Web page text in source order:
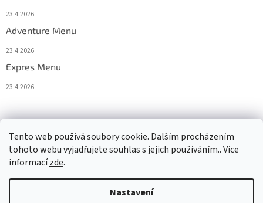
Tento web používá soubory cookie. Dalším procházením
tohoto webu vyjadřujete souhlas s jejich používáním.. Více
informacízde.
Nastavení
23.4.2026
Adventure Menu
23.4.2026
Expres Menu
23.4.2026